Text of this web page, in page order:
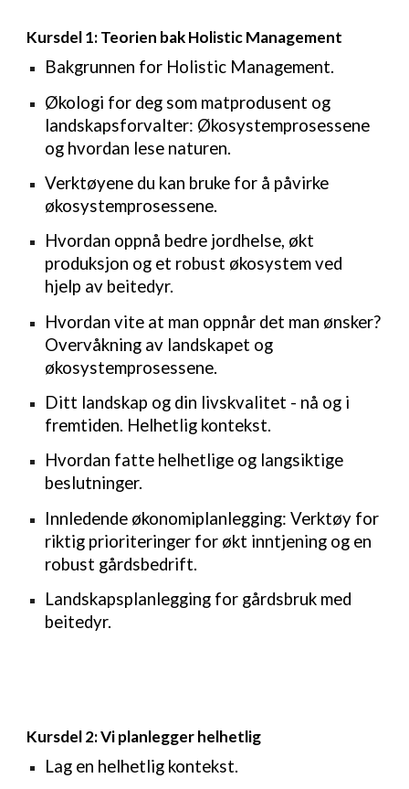
Kursdel 1: Teorien bak Holistic Management
Bakgrunnen for Holistic Management.
Økologi for deg som matprodusent og
landskapsforvalter: Økosystemprosessene
og hvordan lese naturen.
Verktøyene du kan bruke for å påvirke
økosystemprosessene.
Hvordan oppnå bedre jordhelse, økt
produksjon og et robust økosystem ved
hjelp av beitedyr.
Hvordan vite at man oppnår det man ønsker?
Overvåkning av landskapet og
økosystemprosessene.
Ditt landskap og din livskvalitet - nå og i
fremtiden. Helhetlig kontekst.
Hvordan fatte helhetlige og langsiktige
beslutninger.
Innledende økonomiplanlegging: Verktøy for
riktig prioriteringer for økt inntjening og en
robust gårdsbedrift.
Landskapsplanlegging for gårdsbruk med
beitedyr.
Kursdel 2: Vi planlegger helhetlig
Lag en helhetlig kontekst.